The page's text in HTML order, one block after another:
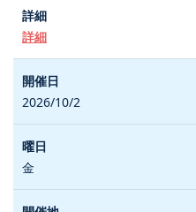
詳細
2026/10/2
金